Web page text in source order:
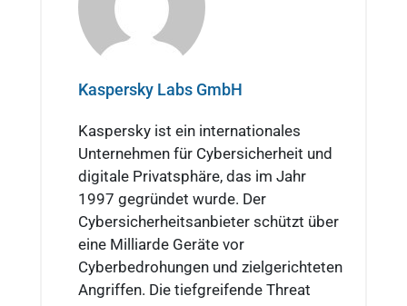
Kaspersky Labs GmbH
Kaspersky ist ein internationales
Unternehmen für Cybersicherheit und
digitale Privatsphäre, das im Jahr
1997 gegründet wurde. Der
Cybersicherheitsanbieter schützt über
eine Milliarde Geräte vor
Cyberbedrohungen und zielgerichteten
Angriffen. Die tiefgreifende Threat